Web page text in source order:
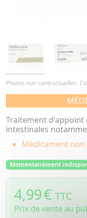
Photos non contractuelles.
Traitement
intestinales
Médicament
Momentanément
4,99€ TTC
Prix de vente au